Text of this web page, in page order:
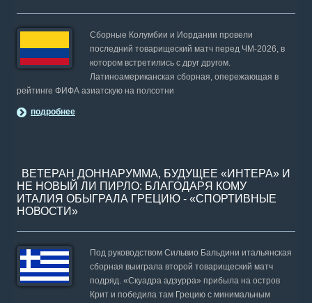
Сборные Колумбии и Иордании провели
последний товарищеский матч перед ЧМ-2026, в
котором встретились с друг другом.
Латиноамериканская сборная, опережающая в
рейтинге ФИФА азиатскую на полсотни
подробнее
ВЕТЕРАН ДОННАРУММА, БУДУЩЕЕ «ИНТЕРА» И
НЕ НОВЫЙ ЛИ ПИРЛО: БЛАГОДАРЯ КОМУ
ИТАЛИЯ ОБЫГРАЛА ГРЕЦИЮ - «СПОРТИВНЫЕ
НОВОСТИ»
Под руководством Сильвио Бальдини итальянская
сборная выиграла второй товарищеский матч
подряд. «Скуадра адзурра» прибыла на остров
Крит и победила там Грецию с минимальным